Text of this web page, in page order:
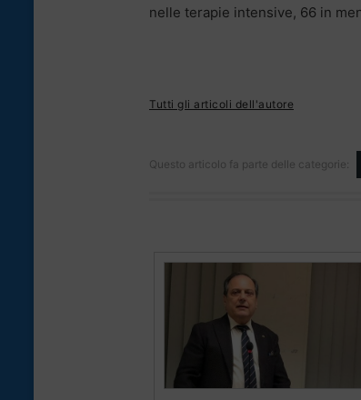
nelle terapie intensive, 66 in
Tutti gli articoli dell'autore
Questo articolo fa parte delle categorie: